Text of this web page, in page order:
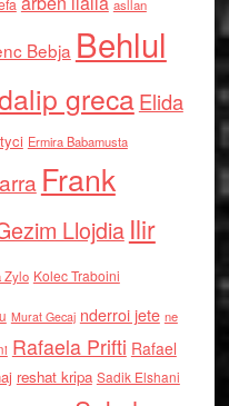
asllan
Bebja Behlul
grecaElida
Ermira Babamusta
Frank
Llojdia Ilir
Zylo Kolec Traboini
Murat Gecaj nderroi jete ne
Rafaela Prifti Rafael
reshat kripa Sadik Elshani